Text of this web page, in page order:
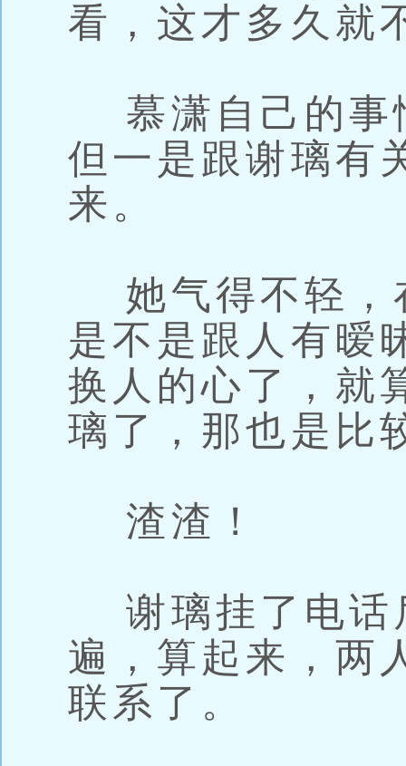
看，这才多久就
慕潇自己的事
但一是跟谢璃有
来。
她气得不轻，
是不是跟人有暧
换人的心了，就
璃了，那也是比
渣渣！
谢璃挂了电话
遍，算起来，两
联系了。